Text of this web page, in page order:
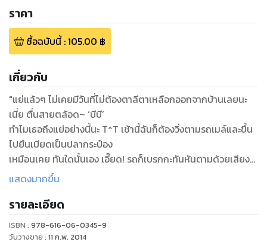
ราคา
ซื้อฉบับนี้:105.00 ฿
เกี่ยวกับ
"แย่แล้วๆ ไม่เคยมีวันที่ไม่ต้องตาลีตาเหลือกออกจากบ้านเลยนะ
เนี่ย ตื่นสายตล้อด~ ‘บีบี’
ทำไมเธอถึงแย่อย่างนี้นะ T^T เช้านี้ฉันก็ต้องวิ่งตามรถเมล์และขึ้น
ไปยืนเบียดเป็นปลากระป๋อง
เหมือนเคย ทันใดนั้นเอง เอี๊ยด! รถก็เบรกกะทันหันตามด้วยเสียง
นุ่มๆ ‘เป็นอะไรรึเปล่า’ อ๊าย
อยู่อ่ะ >///< แต่เคลิ้มได้
แป๊บเดียวก็มีคนมาขัดจังหวะโรแมนติก หมอนั่นคือ ‘ซิน’ เพื่อนเกย์
(?) ของพี่แฮงค์ที่ท่าทาง
แสดงมากขึ้น
รายละเอียด
ISBN : 978-616-06-0345-9
วันวางขาย : 11 ก.พ. 2014